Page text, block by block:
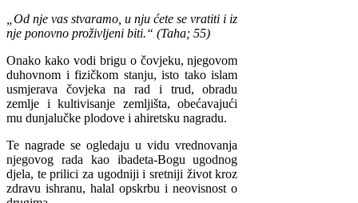
„Od nje vas stvaramo, u nju ćete se vratiti i iz
nje ponovno proživljeni biti.“ (Taha; 55)
Onako kako vodi brigu o čovjeku, njegovom
duhovnom i fizičkom stanju, isto tako islam
usmjerava čovjeka na rad i trud, obradu
zemlje i kultivisanje zemljišta, obećavajući
mu dunjalučke plodove i ahiretsku nagradu.
Te nagrade se ogledaju u vidu vrednovanja
njegovog rada kao ibadeta-Bogu ugodnog
djela, te prilici za ugodniji i sretniji život kroz
zdravu ishranu, halal opskrbu i neovisnost o